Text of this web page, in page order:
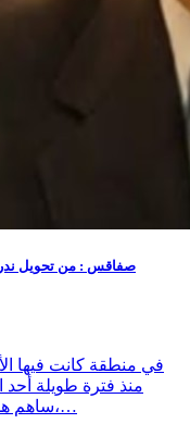
صفاقس : من تحويل
في منطقة كانت فيها
منذ فترة طويلة
ساهم هذا القيد الطبيعي في تشكيل تنظيم المدينة،…